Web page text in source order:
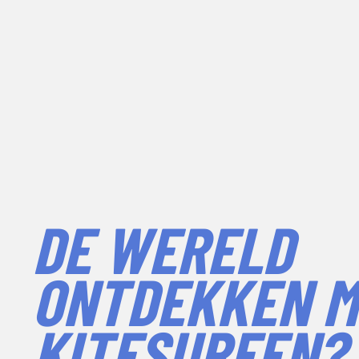
DE WERELD
ONTDEKKEN